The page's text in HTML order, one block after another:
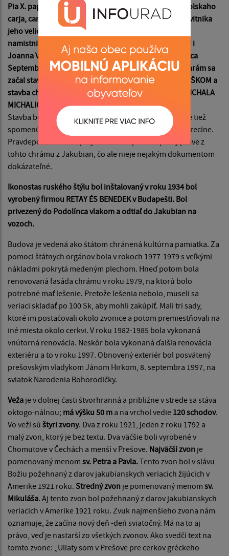
Pia X. papy rimskaho v pervoje, Franca Jósifa I. Apostolskaho
carja, carstvovanija, Joanna Dra Vaľi, vnutrennaho sovitnika
jeho veličen­stva, archijerejstva 22, Alexandra Kriško,
namistnika, mistnahoprichod-nika 11, Joanna Horčar i
Joanna Vatahy cerk. Kurátorstva 11. i 12. -je Vito Misjaca
Septembrija 4. - dňa. Molite Boha za nas hrišnych!" Chrám sa
začal stavať
za spravovania farnostiALEXANDROM KRIŠKOM a
stavba chrámu bola dokončená za správcu farnosti MICHALA
MICHALIČA.
Stavba bola inšpirovaná slohom Modern. Je potrebné tiež
spomenúť, že podobný chrám stojí v maďarskom Debrecíne.
Pravdepodobne boli pri jeho stavbe použité plány práve z
tohto chrámu z Jakubian, čo ale nieje ne­jakým dokumentom
dokázateľné.
Ikonostas ruského štýlu bol inštalovaný v roku 1934 bol
vyrobený firmou RETAY ÉS BENEDEK v Budapešti. Bol
privezený do Podolínca vlakom a odtiaľ do Jakubian na
vozoch.
Budova je vedená ako štátom chránená kultúrna pamiatka. Za
pomo­ci štátnych orgánov bola v rokoch 1977-1979 s veľkými
nákladmi pokrytá medeným plechom. Hneď potom bola
renovovaná fasáda chrámu v roku 1979, na ktorú bolo
potrebné mať lešenie. Pretože lešenia nebolo, museli sa
veriaci skladať po 100 Sk, aby mohli zakúpiť. Mali tri sady,
ktoré im po­stačovali okolo zvonice a potom premiestňovali na
iné miesta okolo cerkvi. V roku 1982-1985 bola vykonaná
vnútorná renovácia. Neskôr bola vy­konaná ďalšia renovácia
exteriéru a to v roku 1997. Obnovený exteriér bol posvätený
prešovským vladykom Jánom Hirkom, 8. septembra 1997, na
sviatok Narodenia Bohorodičky.
Veža je v dolnej časti štvorhranná a približne v strede sa stáva
oktogo-nálnou; má výšku 50 m a na vrchol vedie 120 schodov.
Vo veži sú štyri zvony. Dva z roku 1921, jeden z roku 1792 a
malý zvon, ktorý je bez textu. Dva väčšie boli vyrobené v
Chomutove v Čechách a menší v Pre­šove. Najväčší zvon je
pomenovaný menom sv. Petra a Pavla.Tento zvon bol v slávu
Božiu požehnaný z darov jakubianskych veriacich žijúcich v
Amerike 1921 roku. Stredný zvon je pomenovaný menom sv.
Mikuláša. Aj tento zvon bol požehnaný z darov jakubianskych
veriacich v Amerike 1921 roku. Zvuk najmenšieho zvona nám
oznamuje, že začína nový deň -deň sviatočný. Má na to aj
právo, veď je nastarší zo všetkých zvonov. Ako svedčí text na
tomto zvone: „Uliaty som v Prešove pre cerkov gréckeho